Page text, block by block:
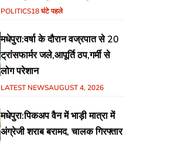
हिंदुस्तानी आवाम मोर्चा के गरीब चौपाल
विभिन्न मुद्दों पर हुई चर्चा
POLITICS18 घंटे पहले
मधेपुरा:वर्षा के दौरान वज्रपात से 20
ट्रांसफार्मर जले,आपूर्ति ठप,गर्मी से
लोग परेशान
LATEST NEWSAUGUST 4, 2026
मधेपुरा:पिकअप वैन में भाड़ी मात्रा में
अंग्रेजी शराब बरामद, चालक गिरफ्तार